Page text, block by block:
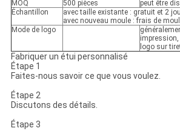
MOQ 500 pièces
peut être
Échantillon
avec taille existante : gratuit et 2
avec nouveau moule : frais de
Mode de logo
logo sur
Fabriquer un étui personnalisé
Étape 1
Faites-nous savoir ce que vous voulez.
Étape 2
Discutons des détails.
Étape 3